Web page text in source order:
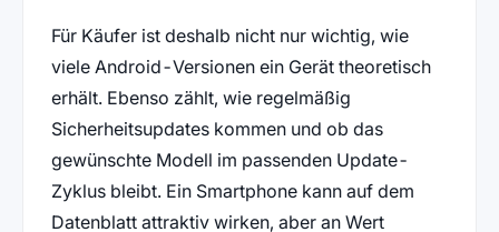
Für Käufer ist deshalb nicht nur wichtig, wie
viele Android-Versionen ein Gerät theoretisch
erhält. Ebenso zählt, wie regelmäßig
Sicherheitsupdates kommen und ob das
gewünschte Modell im passenden Update-
Zyklus bleibt. Ein Smartphone kann auf dem
Datenblatt attraktiv wirken, aber an Wert